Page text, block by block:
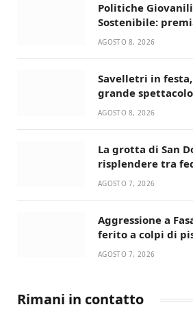
Politiche
Sostenibile:
universitari del
AGOSTO 8, 2026
Savelletri in
grande
Santis
AGOSTO 8, 2026
La grotta di San
risplendere tra
devozione
AGOSTO 7, 2026
Aggressione a
ferito a colpi di
AGOSTO 7, 2026
Rimani in contatto